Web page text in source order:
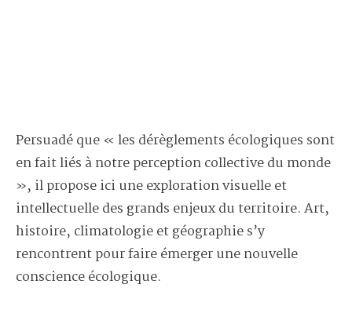
Persuadé que « les dérèglements écologiques sont
en fait liés à notre perception collective du monde
», il propose ici une exploration visuelle et
intellectuelle des grands enjeux du territoire. Art,
histoire, climatologie et géographie s’y
rencontrent pour faire émerger une nouvelle
conscience écologique.